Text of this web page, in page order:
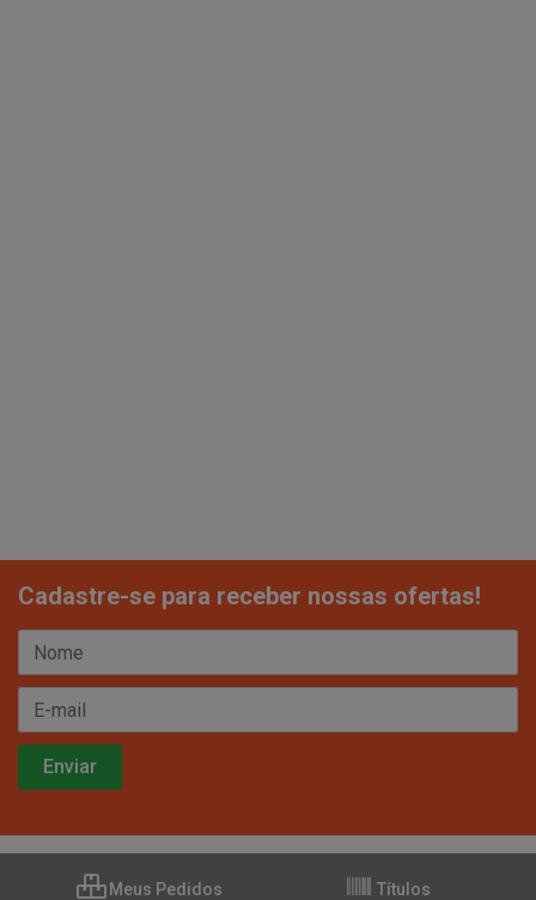
Cadastre-se para receber nossas ofertas!
Meus Pedidos Títulos